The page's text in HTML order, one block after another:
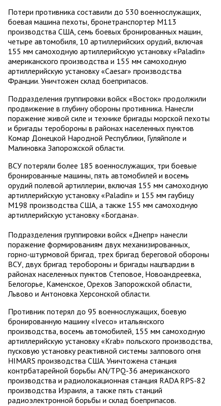
Потери противника составили до 530 военнослужащих,
боевая машина пехоты, бронетранспортер М113
производства США, семь боевых бронированных машин,
четыре автомобиля, 10 артиллерийских орудий, включая
155 мм самоходную артиллерийскую установку «Paladin»
американского производства и 155 мм самоходную
артиллерийскую установку «Caesar» производства
Франции. Уничтожен склад боеприпасов.
Подразделения группировки войск «Восток» продолжили
продвижение в глубину обороны противника. Нанесли
поражение живой силе и технике бригады морской пехоты
и бригады теробороны в районах населенных пунктов
Комар Донецкой Народной Республики, Гуляйполе и
Малиновка Запорожской области.
ВСУ потеряли более 185 военнослужащих, три боевые
бронированные машины, пять автомобилей и восемь
орудий полевой артиллерии, включая 155 мм самоходную
артиллерийскую установку «Paladin» и 155 мм гаубицу
М198 производства США, а также 155 мм самоходную
артиллерийскую установку «Богдана».
Подразделения группировки войск «Днепр» нанесли
поражение формированиям двух механизированных,
горно-штурмовой бригад, трех бригад береговой обороны
ВСУ, двух бригад теробороны и бригады нацгвардии в
районах населенных пунктов Степовое, Новоандреевка,
Белогорье, Каменское, Орехов Запорожской области,
Львово и Антоновка Херсонской области.
Противник потерял до 95 военнослужащих, боевую
бронированную машину «Iveco» итальянского
производства, восемь автомобилей, 155 мм самоходную
артиллерийскую установку «Krab» польского производства,
пусковую установку реактивной системы залпового огня
HIMARS производства США. Уничтожена станция
контрбатарейной борьбы AN/TPQ-36 американского
производства и радиолокационная станция RADA RPS-82
производства Израиля, а также пять станций
радиоэлектронной борьбы и склад боеприпасов.